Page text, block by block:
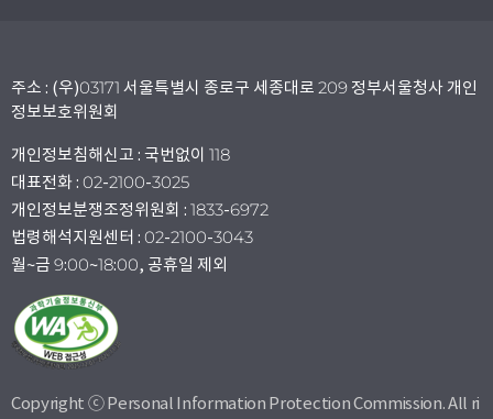
주소 : (우)03171 서울특별시 종로구 세종대로 209 정부서울청사 개인
정보보호위원회
개인정보침해신고 : 국번없이 118
대표전화 : 02-2100-3025
개인정보분쟁조정위원회 : 1833-6972
법령해석지원센터 : 02-2100-3043
월~금 9:00~18:00, 공휴일 제외
Copyright ⓒ Personal Information Protection Commission. All ri